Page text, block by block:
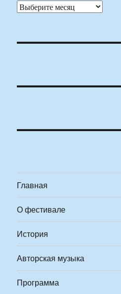
Архивы
Главная
О фестивале
История
Авторская музыка
Программа